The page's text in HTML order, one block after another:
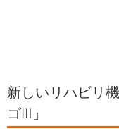
新しいリハビリ
ゴⅢ」